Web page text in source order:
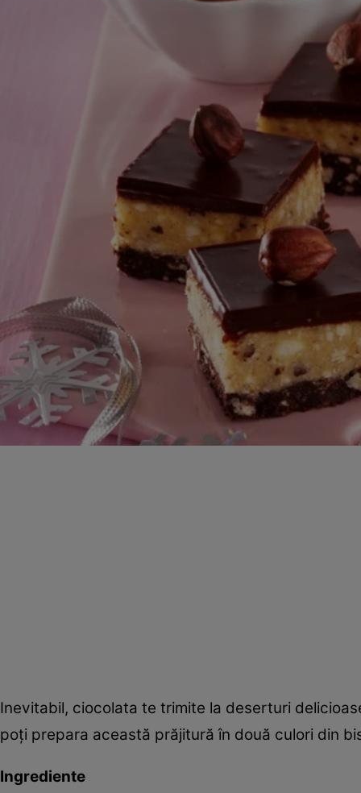
Inevitabil, ciocolata te trimite la deserturi
poţi prepara această prăjitură în două culori din
Ingrediente